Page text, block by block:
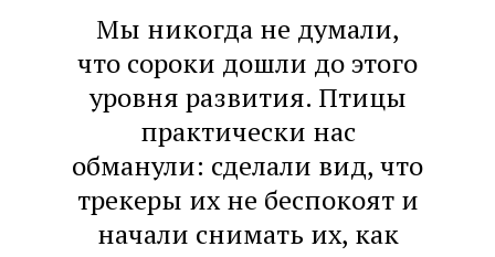
Мы никогда не думали,
что сороки дошли до этого
уровня развития. Птицы
практически нас
обманули: сделали вид, что
трекеры их не беспокоят и
начали снимать их, как